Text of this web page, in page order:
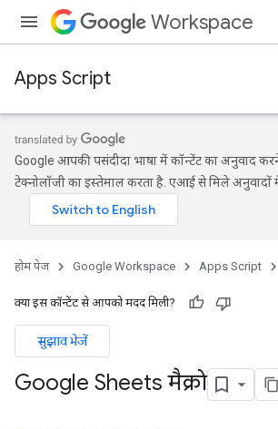
Workspace
Apps Script
Google आपकी पसंदीदा भाषा में कॉन्टेंट का अनुवाद
टेक्नोलॉजी का इस्तेमाल करता है. एआई से मिले अनुवादों
होम पेज Google Workspace Apps Script
क्या इस कॉन्टेंट से आपको मदद मिली?
सुझाव भेजें
Google Sheets मैक्रो